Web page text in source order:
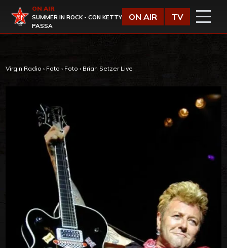
Virgin Radio
ON AIR
SUMMER IN ROCK - CON KETTY
PASSA
ON AIR TV
Virgin Radio › Foto › Foto › Brian Setzer Live